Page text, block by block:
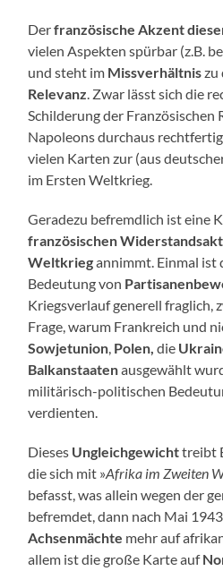
Derfranzösische Akzent
vielen Aspekten spürbar (z.B.
und steht im Missverhältniszu
Relevanz. Zwar lässt sich die
Schilderung der Französischen
Napoleons durchaus
vielen Karten zur (aus
im Ersten Weltkrieg.
Geradezu befremdlich ist eine
französischen
Weltkriegannimmt. Einmal ist
Bedeutung von
Kriegsverlauf generell fraglich,
Frage, warum Frankreich und
Sowjetunion, Polen,die
Balkanstaatenausgewählt
militärisch-politischen
verdienten.
Dieses Ungleichgewichttreibt
die sich mit »Afrika im Zweiten
befasst, was allein wegen der
befremdet, dann nach Mai
Achsenmächte mehr auf
allem ist die große Karte auf